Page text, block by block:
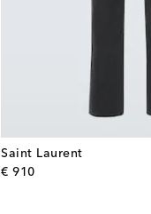
Saint Laurent
€ 910original price